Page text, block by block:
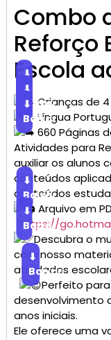
Combo
Reforço
Escola
⬇
Baixar
Crianças de
⬇
Baixar
Língua
⬇
Baixar
660 Páginas
Atividades para
auxiliar os alunos
conteúdos
conteúdos
⬇
Baixar
Arquivo em
https://
⬇
Baixar
Descubra o
com nosso
atividades
⬇
Baixar
Perfeito
desenvolvimento
anos iniciais.
Ele oferece uma